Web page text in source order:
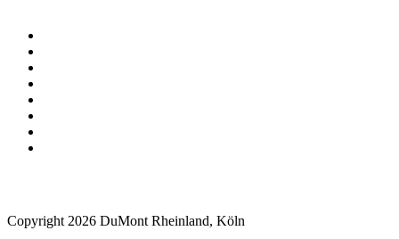
Copyright 2026 DuMont Rheinland, Köln